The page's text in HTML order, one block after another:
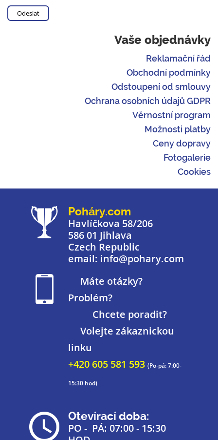
Vaše objednávky
Reklamační řád
Obchodní podmínky
Odstoupení od smlouvy
Ochrana osobních údajů GDPR
Věrnostní program
Možnosti platby
Ceny dopravy
Fotogalerie
Cookies
Poháry.com
Havlíčkova 58/206
586 01 Jihlava
Czech Republic
email: info@pohary.com
Máte otázky?
Problém?
Chcete poradit?
Volejte zákaznickou
linku
+420 605 581 593 (Po-pá: 7:00-
15:30 hod)
Otevírací doba:
PO - PÁ: 07:00 - 15:30